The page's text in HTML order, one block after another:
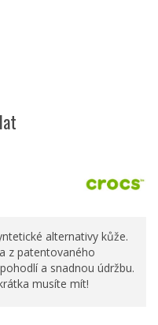
alternativy kůže.
z patentovaného
a snadnou údržbu.
musíte mít!